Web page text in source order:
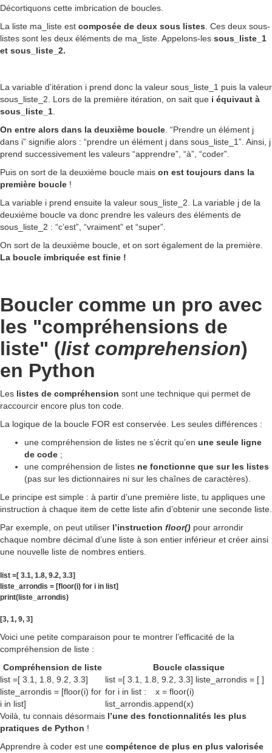
Décortiquons cette imbrication de boucles.
La liste ma_liste est composée de deux sous listes . Ces deux sous-
listes sont les deux éléments de ma_liste. Appelons-les sous_liste_1
et sous_liste_2.
La variable d’itération i prend donc la valeur sous_liste_1 puis la valeur
sous_liste_2. Lors de la première itération, on sait que i équivaut à
sous_liste_1
On entre alors dans la deuxième boucle . “Prendre un élément j
dans i” signifie alors : “prendre un élément j dans sous_liste_1”. Ainsi, j
prend successivement les valeurs “apprendre”, “à”, “coder”.
Puis on sort de la deuxième boucle mais on est toujours dans la
première boucle !
La variable i prend ensuite la valeur sous_liste_2. La variable j de la
deuxième boucle va donc prendre les valeurs des éléments de
sous_liste_2 : “c’est”, “vraiment” et “super”.
On sort de la deuxième boucle, et on sort également de la première.
La boucle imbriquée est finie !
Boucler comme un pro avec
les "compréhensions de
liste" (list comprehension)
en Python
Les listes de compréhension sont une technique qui permet de
raccourcir encore plus ton code.
La logique de la boucle FOR est conservée. Les seules différences :
une compréhension de listes ne s’écrit qu’en une seule ligne
de code ;
une compréhension de listes ne fonctionne que sur les listes
(pas sur les dictionnaires ni sur les chaînes de caractères).
Le principe est simple : à partir d’une première liste, tu appliques une
instruction à chaque item de cette liste afin d’obtenir une seconde liste.
Par exemple, on peut utiliser l’instruction floor() pour arrondir
chaque nombre décimal d’une liste à son entier inférieur et créer ainsi
une nouvelle liste de nombres entiers.
list =[ 3.1, 1.8, 9.2, 3.3]
liste_arrondis = [floor(i) for i in list]
print(liste_arrondis)
[3, 1, 9, 3]
Voici une petite comparaison pour te montrer l’efficacité de la
compréhension de liste :
Compréhension de liste
Boucle classique
list =[ 3.1, 1.8, 9.2, 3.3]
liste_arrondis = [floor(i) for
i in list]
list =[ 3.1, 1.8, 9.2, 3.3] liste_arrondis = [ ]
for i in list : x = floor(i)
list_arrondis.append(x)
Voilà, tu connais désormais l’une des fonctionnalités les plus
pratiques de Python !
Apprendre à coder est une compétence de plus en plus valorisée